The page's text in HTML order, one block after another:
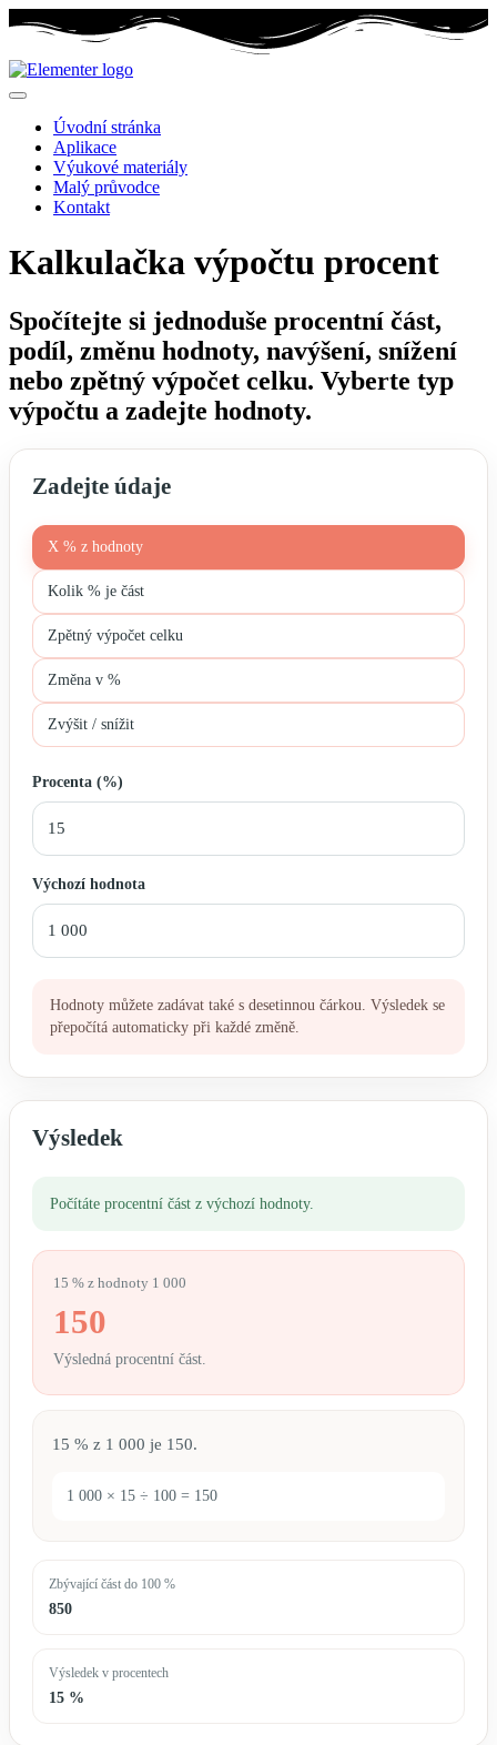
Úvodní stránka
Aplikace
Výukové materiály
Malý průvodce
Kontakt
Kalkulačka výpočtu procent
Spočítejte si jednoduše procentní část,
podíl, změnu hodnoty, navýšení, snížení
nebo zpětný výpočet celku. Vyberte typ
výpočtu a zadejte hodnoty.
Zadejte údaje
X % z hodnoty
Kolik % je část
Zpětný výpočet celku
Změna v %
Zvýšit / snížit
Procenta (%)
Výchozí hodnota
Hodnoty můžete zadávat také s desetinnou čárkou. Výsledek se
přepočítá automaticky při každé změně.
Výsledek
Počítáte procentní část z výchozí hodnoty.
15 % z hodnoty 1 000
150
Výsledná procentní část.
15 % z 1 000 je 150.
1 000 × 15 ÷ 100 = 150
Zbývající část do 100 %
850
Výsledek v procentech
15 %